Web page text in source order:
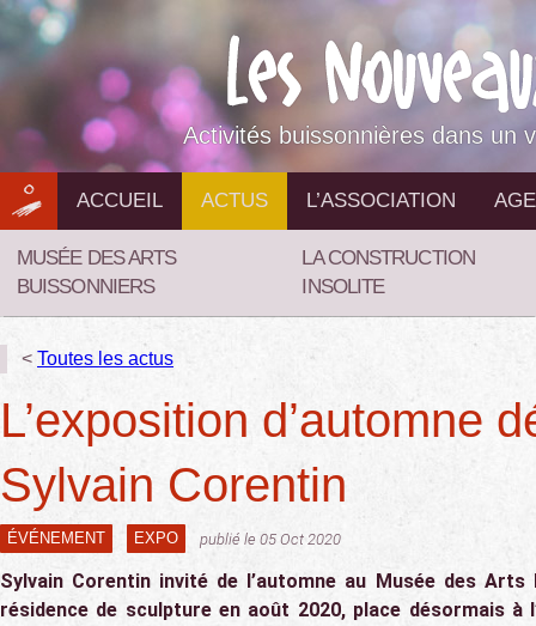
Aller
au
contenu
Activités buissonnières dans un
ACCUEIL ACTUS L’ASSOCIATION
MUSÉE DES ARTS
BUISSONNIERS
LA CONSTRUCTION
INSOLITE
< Toutes les actus
L’exposition d’automne
Sylvain Corentin
ÉVÉNEMENT EXPO publié le 05 Oct 2020
Sylvain Corentin invité de l’automne au Musée des Arts
résidence de sculpture en août 2020, place désormais à